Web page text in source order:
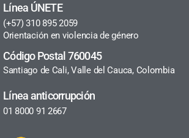
Línea ÚNETE
(+57) 310 895 2059
Orientación en violencia de género
Código Postal 760045
Santiago de Cali, Valle del Cauca, Colombia
Línea anticorrupción
01 8000 91 2667